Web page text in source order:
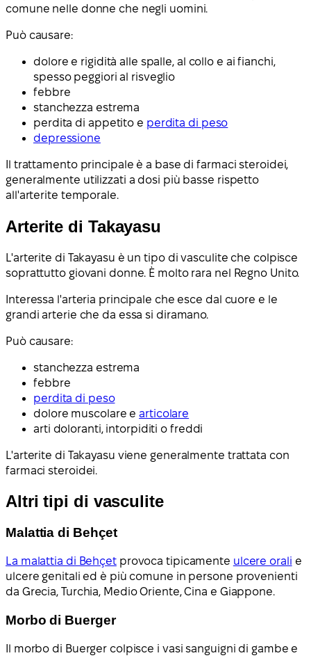
comune nelle donne che negli uomini.
Può causare:
dolore e rigidità alle spalle, al collo e ai fianchi,
spesso peggiori al risveglio
febbre
stanchezza estrema
perdita di appetito e perdita di peso
depressione
Il trattamento principale è a base di farmaci steroidei,
generalmente utilizzati a dosi più basse rispetto
all'arterite temporale.
Arterite di Takayasu
L'arterite di Takayasu è un tipo di vasculite che colpisce
soprattutto giovani donne. È molto rara nel Regno Unito.
Interessa l'arteria principale che esce dal cuore e le
grandi arterie che da essa si diramano.
Può causare:
stanchezza estrema
febbre
perdita di peso
dolore muscolare earticolare
arti doloranti, intorpiditi o freddi
L'arterite di Takayasu viene generalmente trattata con
farmaci steroidei.
Altri tipi di vasculite
Malattia di Behçet
La malattia di Behçetprovoca tipicamente ulcere orali e
ulcere genitali ed è più comune in persone provenienti
da Grecia, Turchia, Medio Oriente, Cina e Giappone.
Morbo di Buerger
Il morbo di Buerger colpisce i vasi sanguigni di gambe e